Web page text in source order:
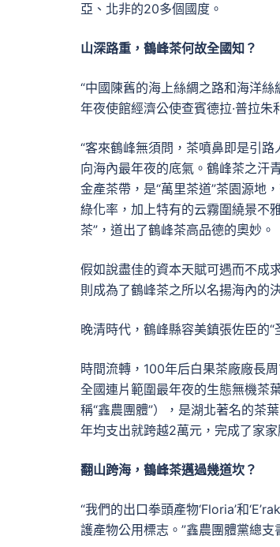
亞、北非的20多個國度。
山深路重，鶴峰茶何故全國知？
“中國陳舊的海上絲綢之路和海洋
年夜使館經濟公使查賓德拉·普拉
“客來鶴峰無須問，茶噴鼻即是引
向海內最年夜的底氣。鶴峰茶之汗
金產茶帶，是“萬里茶道”茶園源地
綠化率，加上特有的云霧圍繞景不
茶”，道出了鶴峰茶高品德的奧妙。
假如說盡佳的資本天賦可遇而不成
則成為了鶴峰茶之所以名揚海內的
晚清時代，鶴峰縣容美鎮張佐臣的
時間流轉，100年后白果茶廠廠長
全國連片範圍最年夜的生態無機茶
稱“鑫農團體”），是湖北著名的茶
年均支出就跨越2萬元，完成了家家
翻山跨海，鶴峰茶邁過幾道坎？
“我們的出口拳頭產物‘Floria’和
護產物公用標志。”鑫農團體黨總支